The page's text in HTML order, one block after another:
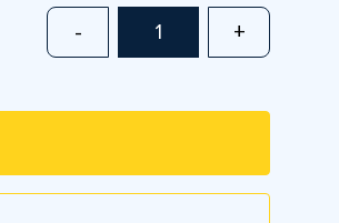
- +